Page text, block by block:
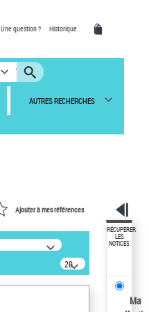
Une question ? Historique
AUTRES RECHERCHES
Ajouter à mes références
20
résultats/page
RÉCUPÉRER
LES
NOTICES
Ma